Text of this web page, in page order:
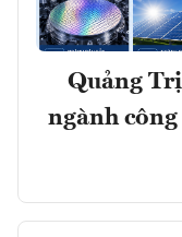
Quảng
ngành